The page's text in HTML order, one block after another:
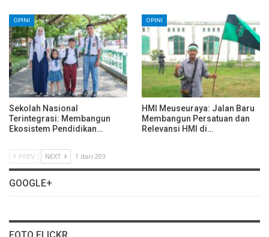
OPINI
Sekolah Nasional
Terintegrasi: Membangun
Ekosistem Pendidikan…
OPINI
HMI Meuseuraya: Jalan Baru
Membangun Persatuan dan
Relevansi HMI di…
PREV NEXT 1 dari 203
GOOGLE+